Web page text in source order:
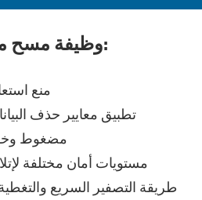
وظيفة مسح محرك ريمو:
منع
تطبيق معايير حذف
مضغوط
مستويات أمان مختلفة
طريقة التصفير السريع